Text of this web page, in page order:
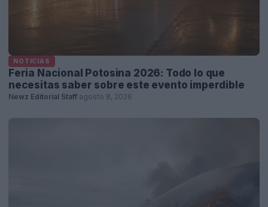
NOTICIAS
Feria Nacional Potosina 2026: Todo lo que
necesitas saber sobre este evento imperdible
Newz Editorial Staff agosto 8, 2026